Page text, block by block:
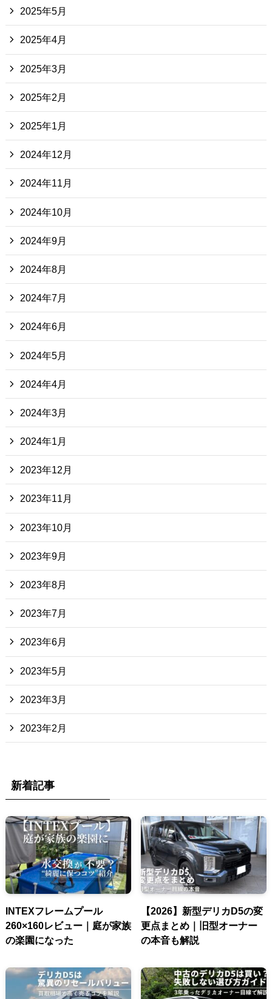
2025年5月
2025年4月
2025年3月
2025年2月
2025年1月
2024年12月
2024年11月
2024年10月
2024年9月
2024年8月
2024年7月
2024年6月
2024年5月
2024年4月
2024年3月
2024年1月
2023年12月
2023年11月
2023年10月
2023年9月
2023年8月
2023年7月
2023年6月
2023年5月
2023年3月
2023年2月
新着記事
INTEXフレームプール
260×160レビュー｜庭が家族
の楽園になった
【2026】新型デリカD5の変
更点まとめ｜旧型オーナー
の本音も解説